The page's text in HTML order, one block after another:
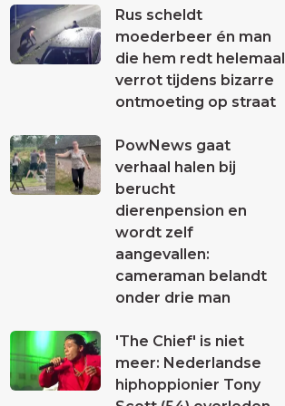
Rus scheldt
moederbeer én man
die hem redt helemaal
verrot tijdens bizarre
ontmoeting op straat
PowNews gaat
verhaal halen bij
berucht
dierenpension en
wordt zelf
aangevallen:
cameraman belandt
onder drie man
'The Chief' is niet
meer: Nederlandse
hiphoppionier Tony